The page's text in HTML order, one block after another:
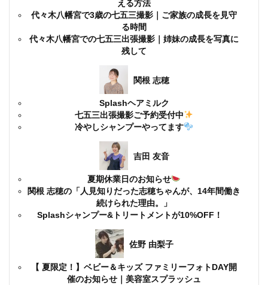
える方法
代々木八幡宮で3歳の七五三撮影｜ご家族の成長を見守
る時間
代々木八幡宮での七五三出張撮影｜姉妹の成長を写真に
残して
関根 志穂
Splashヘアミルク
七五三出張撮影ご予約受付中
冷やしシャンプーやってます
吉田 友音
夏期休業日のお知らせ
関根 志穂の「人見知りだった志穂ちゃんが、14年間働き
続けられた理由。」
Splashシャンプー&トリートメントが10%OFF！
佐野 由梨子
【 夏限定！】ベビー＆キッズ ファミリーフォトDAY開
催のお知らせ｜美容室スプラッシュ